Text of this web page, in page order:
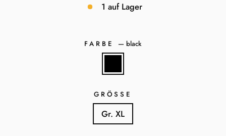
1 auf Lager
FARBE — black
GRÖSSE
Gr. XL